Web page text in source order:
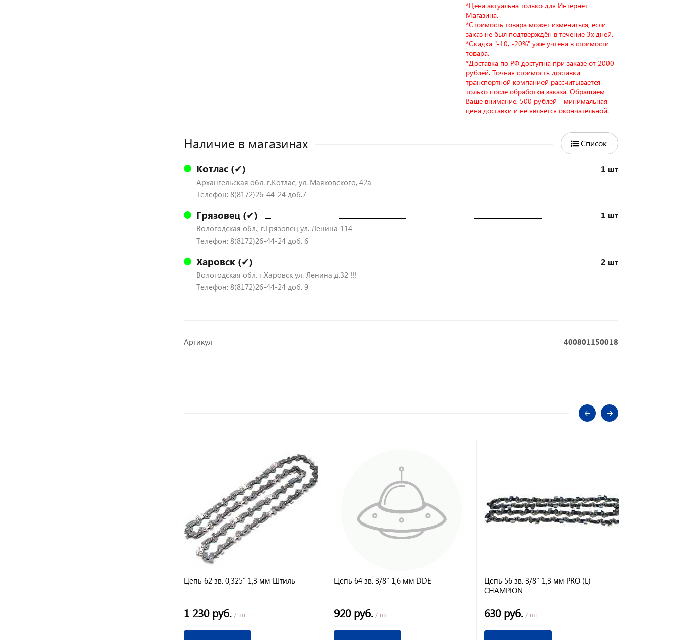
*Цена актуальна только для Интернет
Магазина.
*Стоимость товара может измениться, если
заказ не был подтверждён в течение 3х дней.
*Скидка "-10, -20%" уже учтена в стоимости
товара.
*Доставка по РФ доступна при заказе от 2000
рублей. Точная стоимость доставки
транспортной компанией рассчитывается
только после обработки заказа. Обращаем
Ваше внимание, 500 рублей - минимальная
цена доставки и не является окончательной.
Наличие в магазинах Список
Котлас (✔) 1 шт
Архангельская обл. г.Котлас, ул. Маяковского, 42а
Телефон: 8(8172)26-44-24 доб.7
Грязовец (✔) 1 шт
Вологодская обл., г.Грязовец ул. Ленина 114
Телефон: 8(8172)26-44-24 доб. 6
Харовск (✔) 2 шт
Вологодская обл. г.Харовск ул. Ленина д.32 !!!
Телефон: 8(8172)26-44-24 доб. 9
Артикул 400801150018
Цепь 62 зв. 0,325" 1,3 мм Штиль
1 230 руб. / шт
Цепь 64 зв. 3/8" 1,6 мм DDE
920 руб. / шт
Цепь 56 зв. 3/8" 1,3 мм PRO (L)
CHAMPION
630 руб. / шт